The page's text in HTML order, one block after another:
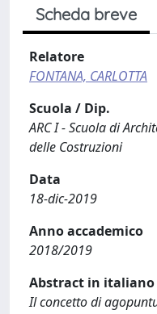
Scheda breve
Relatore
FONTANA, CARLOTTA
Scuola / Dip.
ARC I - Scuola di
delle Costruzioni
Data
18-dic-2019
Anno accademico
2018/2019
Abstract in italiano
Il concetto di